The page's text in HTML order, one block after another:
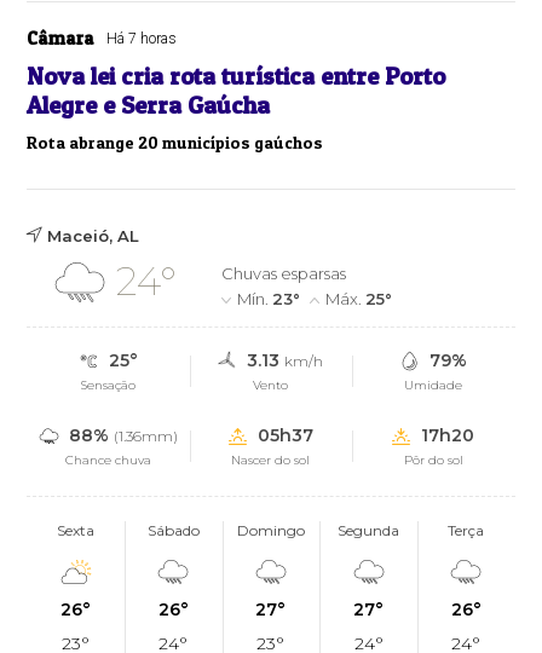
Câmara Há 7 horas
Nova lei cria rota turística entre Porto
Alegre e Serra Gaúcha
Rota abrange 20 municípios gaúchos
Maceió, AL
24°
Chuvas esparsas
Mín. 23° Máx. 25°
25°
Sensação
3.13 km/h
Vento
79%
Umidade
88% (1.36mm)
Chance chuva
05h37
Nascer do sol
17h20
Pôr do sol
Sexta
26°
23°
Sábado
26°
24°
Domingo
27°
23°
Segunda
27°
24°
Terça
26°
24°